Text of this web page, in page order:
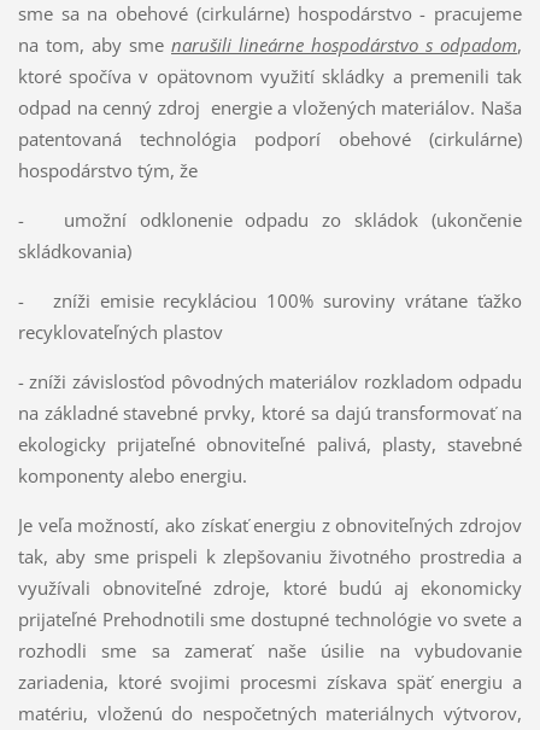
sme sa na obehové (cirkulárne) hospodárstvo - pracujeme
na tom, aby sme narušili lineárne hospodárstvo s odpadom,
ktoré spočíva v opätovnom využití skládky a premenili tak
odpad na cenný zdroj energie a vložených materiálov. Naša
patentovaná technológia podporí obehové (cirkulárne)
hospodárstvo tým, že
- umožní odklonenie odpadu zo skládok (ukončenie
skládkovania)
- zníži emisie recykláciou 100% suroviny vrátane ťažko
recyklovateľných plastov
- zníži závislosťod pôvodných materiálov rozkladom odpadu
na základné stavebné prvky, ktoré sa dajú transformovať na
ekologicky prijateľné obnoviteľné palivá, plasty, stavebné
komponenty alebo energiu.
Je veľa možností, ako získať energiu z obnoviteľných zdrojov
tak, aby sme prispeli k zlepšovaniu životného prostredia a
využívali obnoviteľné zdroje, ktoré budú aj ekonomicky
prijateľné Prehodnotili sme dostupné technológie vo svete a
rozhodli sme sa zamerať naše úsilie na vybudovanie
zariadenia, ktoré svojimi procesmi získava späť energiu a
matériu, vloženú do nespočetných materiálnych výtvorov,